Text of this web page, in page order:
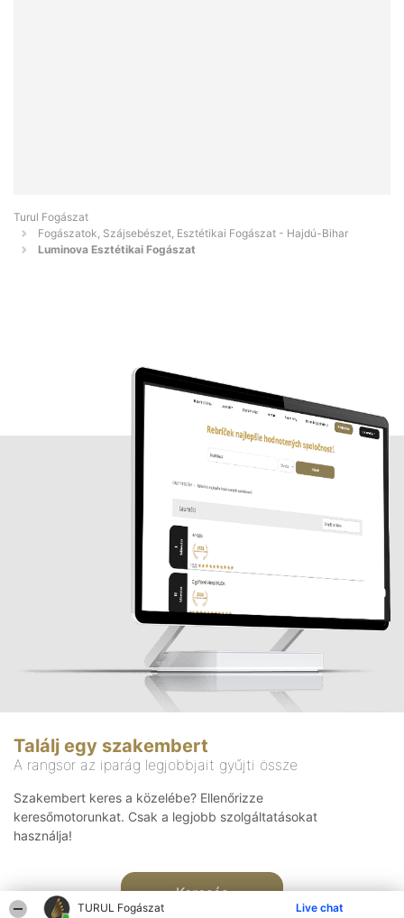
TURUL Fogászat Live chat
Turul Fogászat
Fogászatok, Szájsebészet, Esztétikai Fogászat - Hajdú-Bihar
Luminova Esztétikai Fogászat
Találj egy szakembert
A rangsor az iparág legjobbjait gyűjti össze
Szakembert keres a közelébe? Ellenőrizze
keresőmotorunkat. Csak a legjobb szolgáltatásokat
használja!
Keresés